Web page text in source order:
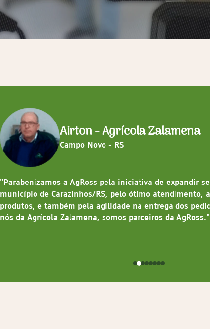
Airton - Agrícola Zalamena
Campo Novo - RS
"Parabenizamos a AgRoss pela iniciativa de expandir
município de Carazinhos/RS, pelo ótimo atendimento,
produtos, e também pela agilidade na entrega dos
nós da Agrícola Zalamena, somos parceiros da AgRoss."